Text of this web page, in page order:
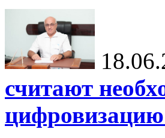
считают